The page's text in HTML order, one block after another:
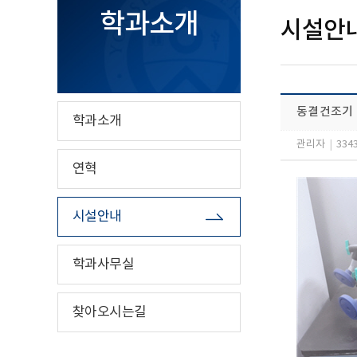
학과소개
학과소개
연혁
시설안내
학과사무실
찾아오시는길
시설안
동결건조
관리자